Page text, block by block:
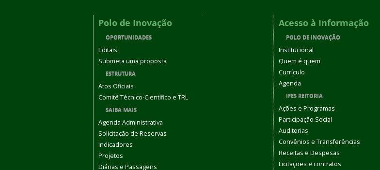
Polo de Inovação
OPORTUNIDADES
Editais
Submeta uma proposta
ESTRUTURA
Atos Oficiais
Comitê Técnico-Científico e TRL
SAIBA MAIS
Agenda Administrativa
Solicitação de Reservas
Indicadores
Projetos
Diárias e Passagens
Acesso à Informação
POLO DE INOVAÇÃO
Institucional
Quem é quem
Currículo
Agenda
IFES REITORIA
Ações e Programas
Participação Social
Auditorias
Convênios e Transferências
Receitas e Despesas
Licitações e contratos